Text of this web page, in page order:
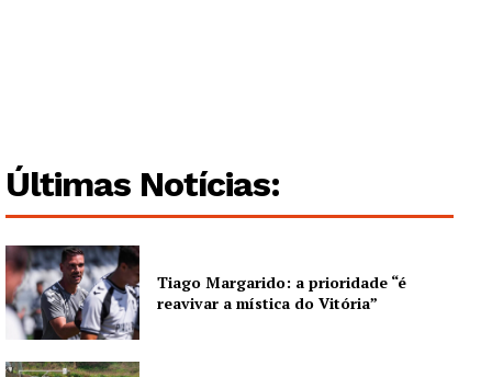
Últimas Notícias:
Tiago Margarido: a prioridade “é
reavivar a mística do Vitória”